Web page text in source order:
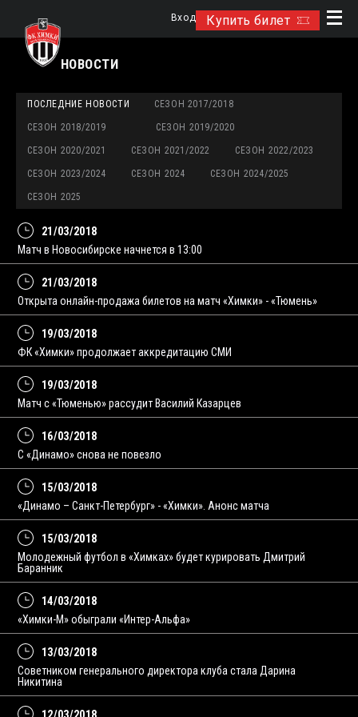
Купить билет
Вход
НОВОСТИ
ПОСЛЕДНИЕ НОВОСТИ СЕЗОН 2017/2018
СЕЗОН 2018/2019 СЕЗОН 2019/2020
СЕЗОН 2020/2021 СЕЗОН 2021/2022 СЕЗОН 2022/2023
СЕЗОН 2023/2024 СЕЗОН 2024 СЕЗОН 2024/2025
СЕЗОН 2025
21/03/2018
Матч в Новосибирске начнется в 13:00
21/03/2018
Открыта онлайн-продажа билетов на матч «Химки» - «Тюмень»
19/03/2018
ФК «Химки» продолжает аккредитацию СМИ
19/03/2018
Матч с «Тюменью» рассудит Василий Казарцев
16/03/2018
С «Динамо» снова не повезло
15/03/2018
«Динамо – Санкт-Петербург» - «Химки». Анонс матча
15/03/2018
Молодежный футбол в «Химках» будет курировать Дмитрий
Баранник
14/03/2018
«Химки-М» обыграли «Интер-Альфа»
13/03/2018
Советником генерального директора клуба стала Дарина
Никитина